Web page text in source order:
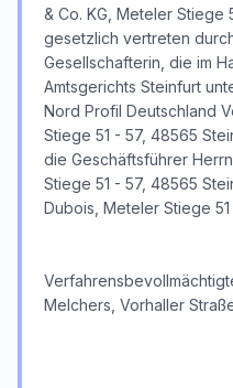
& Co. KG, Meteler Stiege
gesetzlich vertreten
Gesellschafterin, die im
Amtsgerichts Steinfurt
Nord Profil Deutschland
Stiege 51 - 57, 48565
die Geschäftsführer
Stiege 51 - 57, 48565
Dubois, Meteler Stiege
Melchers, Vorhaller